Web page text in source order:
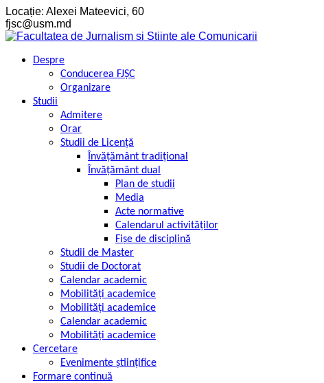
Skip
to
content
Locație: Alexei Mateevici, 60
fjsc@usm.md
Despre
Conducerea FJȘC
Organizare
Studii
Admitere
Orar
Studii de Licență
Învățământ tradițional
Învățământ dual
Plan de studii
Media
Acte normative
Calendarul activităților
Fișe de disciplină
Studii de Master
Studii de Doctorat
Calendar academic
Mobilități academice
Mobilități academice
Calendar academic
Mobilități academice
Cercetare
Evenimente științifice
Formare continuă